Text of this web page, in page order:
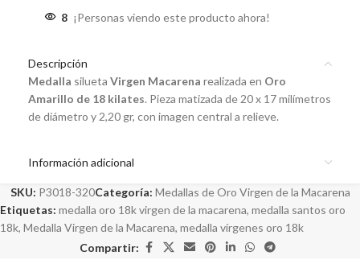
8 ¡Personas viendo este producto ahora!
Descripción
Medalla silueta Virgen Macarena realizada en Oro
Amarillo de 18 kilates. Pieza matizada de 20 x 17 milímetros
de diámetro y 2,20 gr, con imagen central a relieve.
Información adicional
SKU: P3018-320Categoría: Medallas de Oro Virgen de la Macarena
Etiquetas: medalla oro 18k virgen de la macarena, medalla santos oro
18k, Medalla Virgen de la Macarena, medalla vírgenes oro 18k
Compartir: